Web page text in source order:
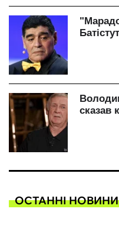
ОСТАННІ НОВИНИ